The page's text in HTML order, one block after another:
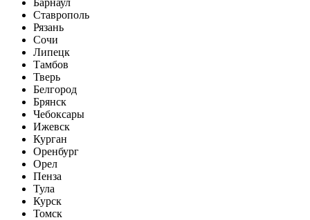
Барнаул
Ставрополь
Рязань
Сочи
Липецк
Тамбов
Тверь
Белгород
Брянск
Чебоксары
Ижевск
Курган
Оренбург
Орел
Пенза
Тула
Курск
Томск